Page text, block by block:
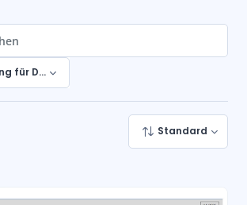
für Diabetesassistent*in DDG zur
Standard